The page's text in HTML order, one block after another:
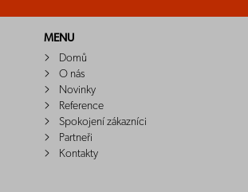
MENU
Domů
O nás
Novinky
Reference
Spokojení zákazníci
Partneři
Kontakty